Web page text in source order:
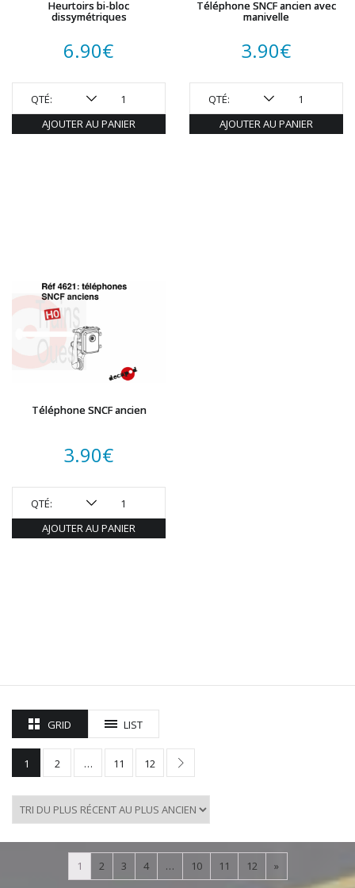
Heurtoirs bi-bloc
dissymétriques
6.90€
QTÉ:
AJOUTER AU PANIER
Téléphone SNCF ancien avec
manivelle
3.90€
QTÉ:
AJOUTER AU PANIER
Téléphone SNCF ancien
3.90€
QTÉ:
AJOUTER AU PANIER
GRID LIST
1 2 … 11 12
1 2 3 4 … 10 11 12 »